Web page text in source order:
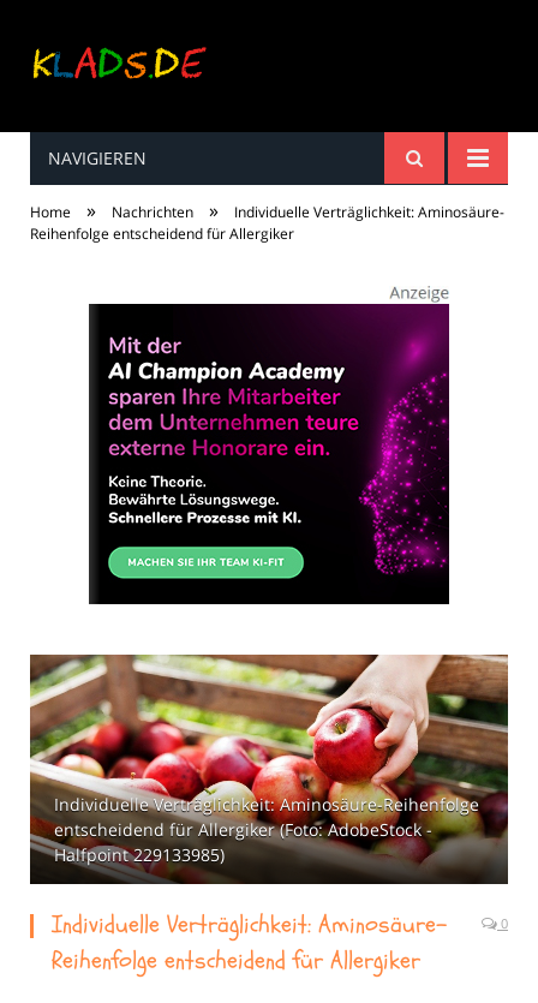
Kinderreime, Spiele,
Spaß ...
NAVIGIEREN
Home » Nachrichten »
Individuelle Verträglichkeit: Aminosäure-
Reihenfolge entscheidend für Allergiker
Individuelle Verträglichkeit: Aminosäure-Reihenfolge
entscheidend für Allergiker (Foto: AdobeStock -
Halfpoint 229133985)
Individuelle Verträglichkeit: Aminosäure-
Reihenfolge entscheidend für Allergiker
0